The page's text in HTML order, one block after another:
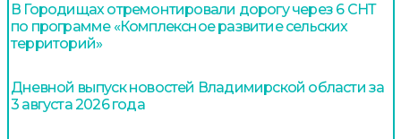
В Городищах отремонтировали дорогу через 6 СНТ
по программе «Комплексное развитие сельских
территорий»
Дневной выпуск новостей Владимирской области за
3 августа 2026 года